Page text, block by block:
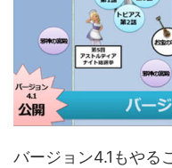
バージョン4.1もやる